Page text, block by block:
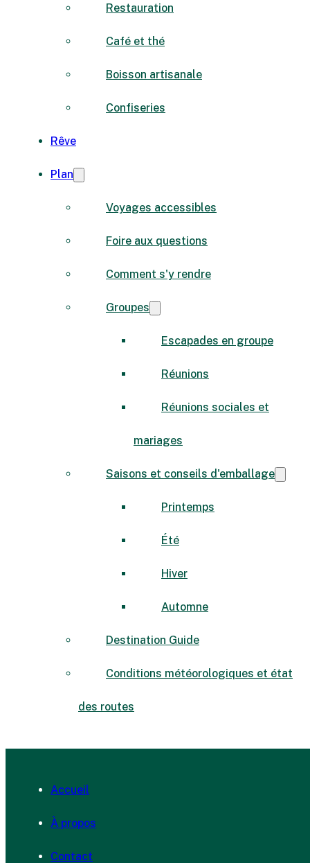
Restauration
Café et thé
Boisson artisanale
Confiseries
Rêve
Plan
Voyages accessibles
Foire aux questions
Comment s'y rendre
Groupes
Escapades en groupe
Réunions
Réunions sociales et
mariages
Saisons et conseils d'emballage
Printemps
Été
Hiver
Automne
Destination Guide
Conditions météorologiques et état
des routes
Accueil
À propos
Contact